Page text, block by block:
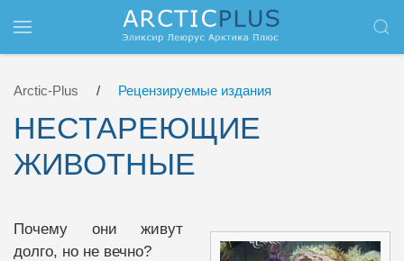
Перейти к содержимому
Arctic-Plus Рецензируемые издания
НЕСТАРЕЮЩИЕ
ЖИВОТНЫЕ
Почему они живут
долго, но не вечно?